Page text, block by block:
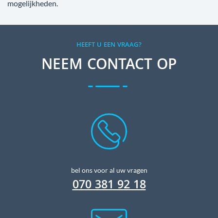
mogelijkheden.
HEEFT U EEN VRAAG?
NEEM CONTACT OP
bel ons voor al uw vragen
070 381 92 18